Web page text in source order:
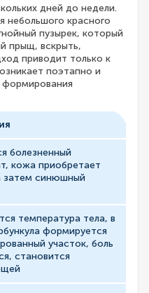
дней до недели.
небольшого красного
пузырек, который
прыщ, вскрыть,
приводит только к
поэтапно и
болезненный
кожа приобретает
затем синюшный
температура тела, в
формируется
участок, боль
становится